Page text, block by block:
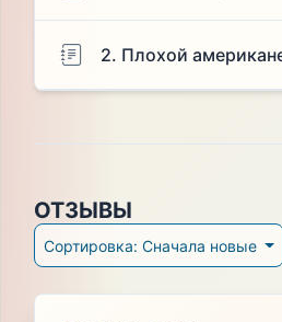
2. Плохой
ОТЗЫВЫ
Сортировка: Сначала новые